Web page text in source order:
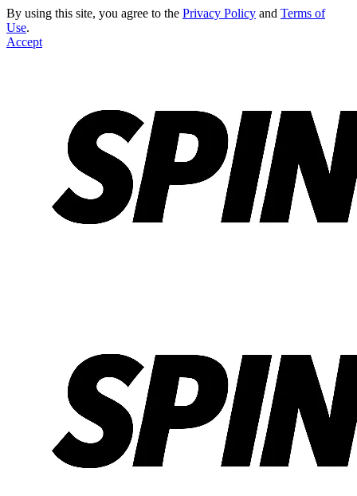
By using this site, you agree to the Privacy Policy and Terms of
Use.
Accept